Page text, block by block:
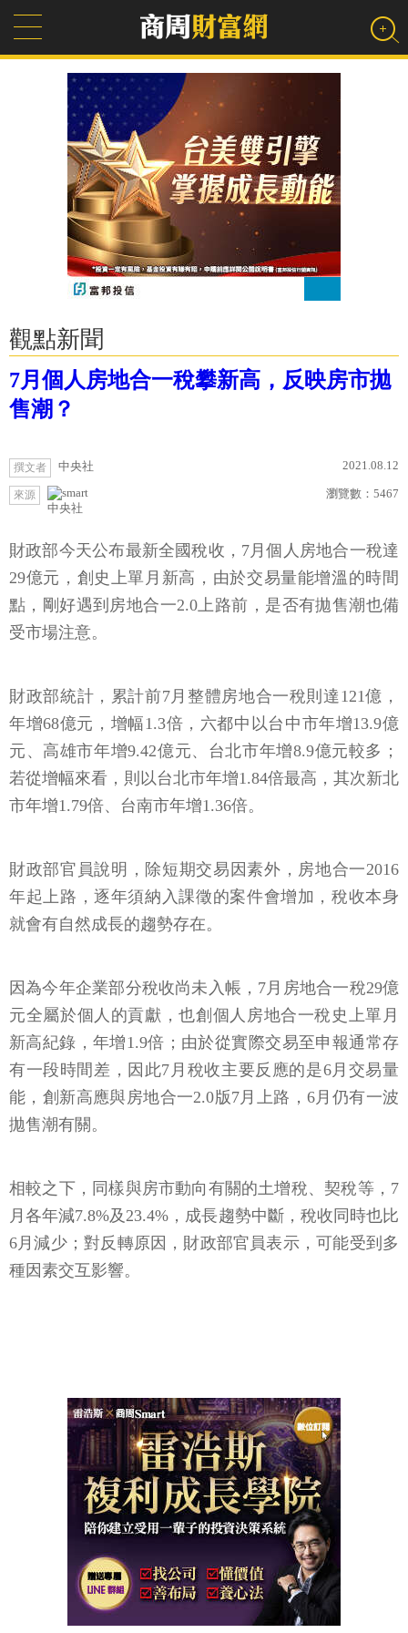
觀點新聞
7月個人房地合一稅攀新高，反映房市拋
售潮？
撰文者 中央社 2021.08.12
來源
中央社
瀏覽數： 5467
財政部今天公布最新全國稅收，7月個人房地合一稅達
29億元，創史上單月新高，由於交易量能增溫的時間
點，剛好遇到房地合一2.0上路前，是否有拋售潮也備
受市場注意。
財政部統計，累計前7月整體房地合一稅則達121億，
年增68億元，增幅1.3倍，六都中以台中市年增13.9億
元、高雄市年增9.42億元、台北市年增8.9億元較多；
若從增幅來看，則以台北市年增1.84倍最高，其次新北
市年增1.79倍、台南市年增1.36倍。
財政部官員說明，除短期交易因素外，房地合一2016
年起上路，逐年須納入課徵的案件會增加，稅收本身
就會有自然成長的趨勢存在。
因為今年企業部分稅收尚未入帳，7月房地合一稅29億
元全屬於個人的貢獻，也創個人房地合一稅史上單月
新高紀錄，年增1.9倍；由於從實際交易至申報通常存
有一段時間差，因此7月稅收主要反應的是6月交易量
能，創新高應與房地合一2.0版7月上路，6月仍有一波
拋售潮有關。
相較之下，同樣與房市動向有關的土增稅、契稅等，7
月各年減7.8%及23.4%，成長趨勢中斷，稅收同時也比
6月減少；對反轉原因，財政部官員表示，可能受到多
種因素交互影響。